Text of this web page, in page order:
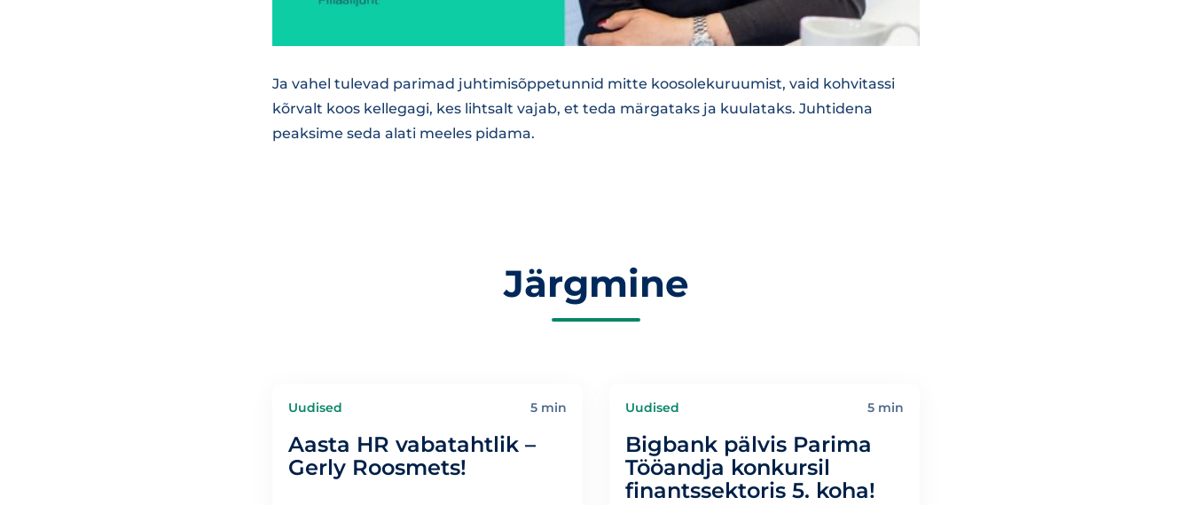
Ja vahel tulevad parimad juhtimisõppetunnid mitte koosolekuruumist, vaid kohvitassi
kõrvalt koos kellegagi, kes lihtsalt vajab, et teda märgataks ja kuulataks. Juhtidena
peaksime seda alati meeles pidama.
Järgmine
Uudised 5 min
Aasta HR vabatahtlik –
Gerly Roosmets!
Uudised 5 min
Bigbank pälvis Parima
Tööandja konkursil
finantssektoris 5. koha!